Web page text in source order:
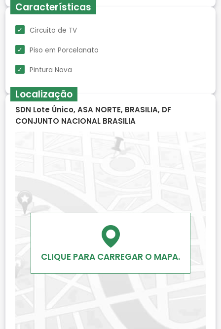
Características
Circuito de TV
Piso em Porcelanato
Pintura Nova
Localização
SDN Lote Único, ASA NORTE, BRASILIA, DF
CONJUNTO NACIONAL BRASILIA
CLIQUE PARA CARREGAR O MAPA.